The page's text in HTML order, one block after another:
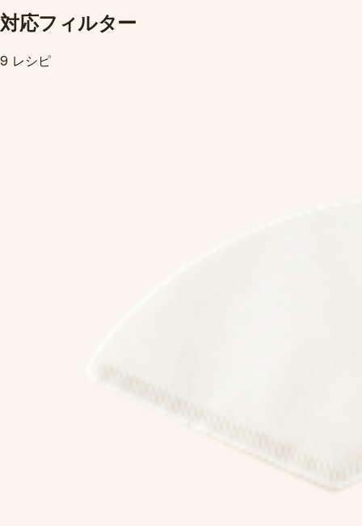
対応フィルター
9 レシピ